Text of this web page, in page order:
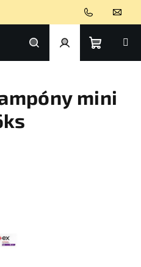
Hledat PřihlášeníNákupní
košík
mini